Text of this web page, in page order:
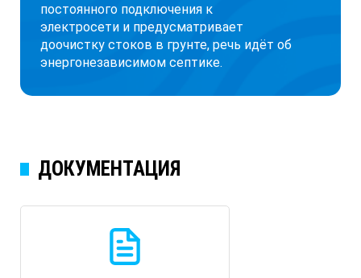
постоянного подключения к
электросети и предусматривает
доочистку стоков в грунте, речь идёт об
энергонезависимом септике.
ДОКУМЕНТАЦИЯ